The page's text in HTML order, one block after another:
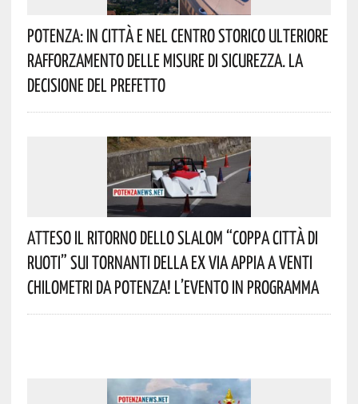
Potenza: In Città E Nel Centro Storico Ulteriore
Rafforzamento Delle Misure Di Sicurezza. La
Decisione Del Prefetto
Atteso Il Ritorno Dello Slalom “Coppa Città Di
Ruoti” Sui Tornanti Della Ex Via Appia A Venti
Chilometri Da Potenza! L’evento In Programma